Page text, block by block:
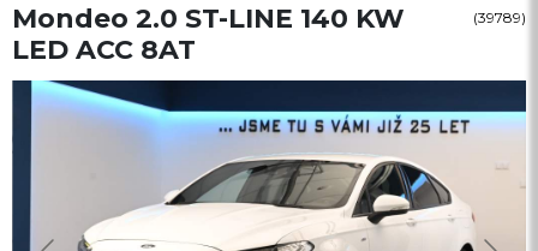
Mondeo 2.0 ST-LINE 140 KW
LED ACC 8AT
(39789)